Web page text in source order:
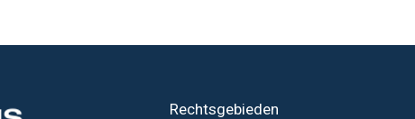
Rechtsgebieden